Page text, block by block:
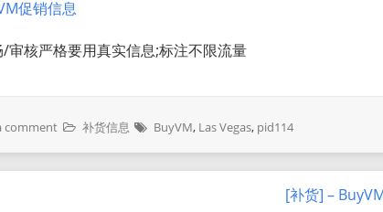
促销信息
审核严格要用真实信息;标注不限流量
comment 补货信息 BuyVM, Las Vegas, pid114
[补货] –